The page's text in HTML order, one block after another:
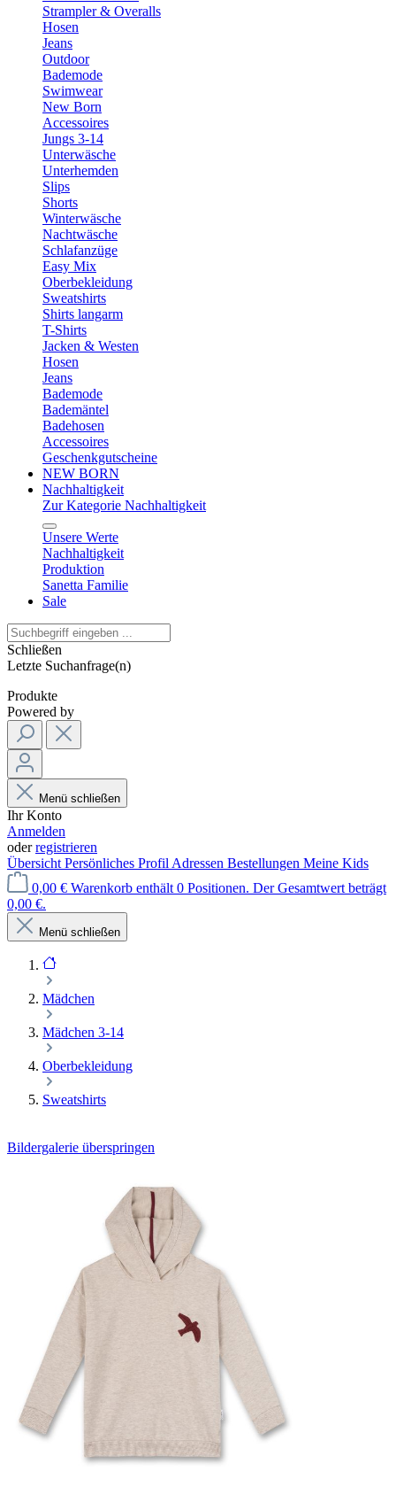
Strampler & Overalls
Hosen
Jeans
Outdoor
Bademode
Swimwear
New Born
Accessoires
Jungs 3-14
Unterwäsche
Unterhemden
Slips
Shorts
Winterwäsche
Nachtwäsche
Schlafanzüge
Easy Mix
Oberbekleidung
Sweatshirts
Shirts langarm
T-Shirts
Jacken & Westen
Hosen
Jeans
Bademode
Bademäntel
Badehosen
Accessoires
Geschenkgutscheine
NEW BORN
Nachhaltigkeit
Zur Kategorie Nachhaltigkeit
Unsere Werte
Nachhaltigkeit
Produktion
Sanetta Familie
Sale
Schließen
Letzte Suchanfrage(n)
Produkte
Powered by
Menü schließen
Ihr Konto
Anmelden
oderregistrieren
Übersicht Persönliches Profil Adressen Bestellungen Meine Kids
0,00 € Warenkorb enthält 0 Positionen. Der Gesamtwert beträgt
0,00 €.
Menü schließen
Mädchen
Mädchen 3-14
Oberbekleidung
Sweatshirts
Bildergalerie überspringen